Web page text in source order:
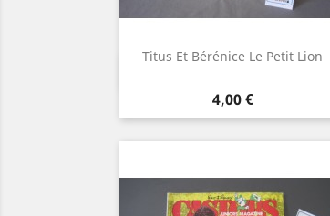
Titus Et Bérénice Le Petit Lion
Prix
4,00 €